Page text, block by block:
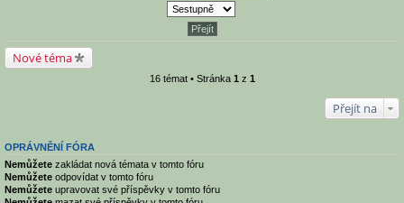
Nové téma
16 témat • Stránka 1 z 1
Přejít na
OPRÁVNĚNÍ FÓRA
Nemůžete zakládat nová témata v tomto fóru
Nemůžete odpovídat v tomto fóru
Nemůžete upravovat své příspěvky v tomto fóru